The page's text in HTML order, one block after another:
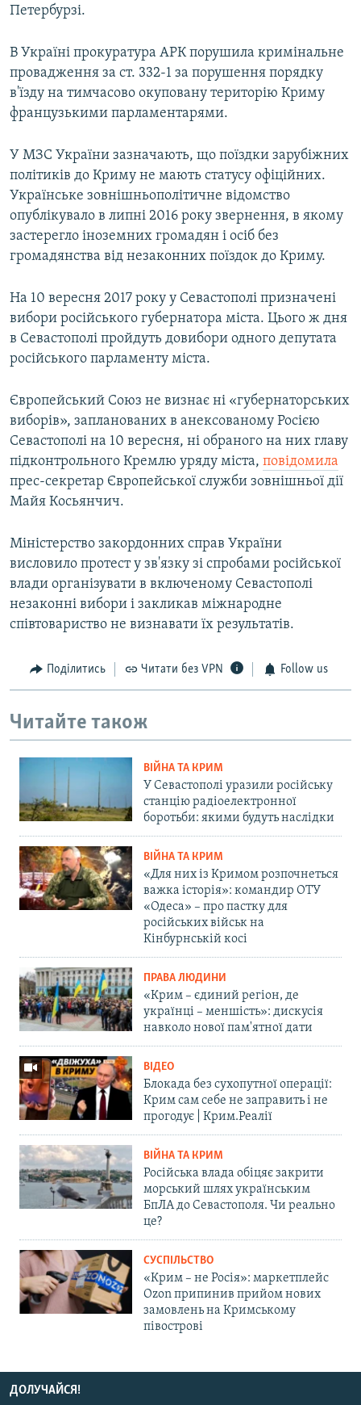
Петербурзі.
В Україні прокуратура АРК порушила кримінальне
провадження за ст. 332-1 за порушення порядку
в'їзду на тимчасово окуповану територію Криму
французькими парламентарями.
У МЗС України зазначають, що поїздки зарубіжних
політиків до Криму не мають статусу офіційних.
Українське зовнішньополітичне відомство
опублікувало в липні 2016 року звернення, в якому
застерегло іноземних громадян і осіб без
громадянства від незаконних поїздок до Криму.
На 10 вересня 2017 року у Севастополі призначені
вибори російського губернатора міста. Цього ж дня
в Севастополі пройдуть довибори одного депутата
російського парламенту міста.
Європейський Союз не визнає ні «губернаторських
виборів», запланованих в анексованому Росією
Севастополі на 10 вересня, ні обраного на них главу
підконтрольного Кремлю уряду міста, повідомила
прес-секретар Європейської служби зовнішньої дії
Майя Косьянчич.
Міністерство закордонних справ України
висловило протест у зв'язку зі спробами російської
влади організувати в включеному Севастополі
незаконні вибори і закликав міжнародне
співтовариство не визнавати їх результатів.
Поділитись Читати без VPN Follow us
Читайте також
ВІЙНА ТА КРИМ
У Севастополі уразили російську
станцію радіоелектронної
боротьби: якими будуть наслідки
ВІЙНА ТА КРИМ
«Для них із Кримом розпочнеться
важка історія»: командир ОТУ
«Одеса» – про пастку для
російських військ на
Кінбурнській косі
ПРАВА ЛЮДИНИ
«Крим – єдиний регіон, де
українці – меншість»: дискусія
навколо нової пам'ятної дати
ВІДЕО
Блокада без сухопутної операції:
Крим сам себе не заправить і не
прогодує | Крим.Реалії
ВІЙНА ТА КРИМ
Російська влада обіцяє закрити
морський шлях українським
БпЛА до Севастополя. Чи реально
це?
СУСПІЛЬСТВО
«Крим – не Росія»: маркетплейс
Ozon припинив прийом нових
замовлень на Кримському
півострові
ДОЛУЧАЙСЯ!